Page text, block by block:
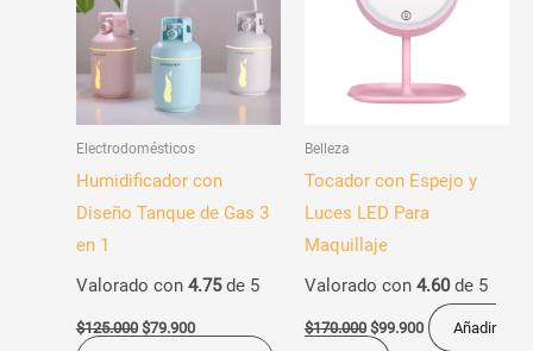
Electrodomésticos
Humidificador con
Diseño Tanque de Gas 3
en 1
Valorado con 4.75de 5
$125.000 $79.900
$79.900.
opciones
pueden
elegir
página
Belleza
Tocador con Espejo y
Luces LED Para
Maquillaje
Valorado con 4.60de 5
$170.000
$170.000.
$99.900
$99.900.
Añadir